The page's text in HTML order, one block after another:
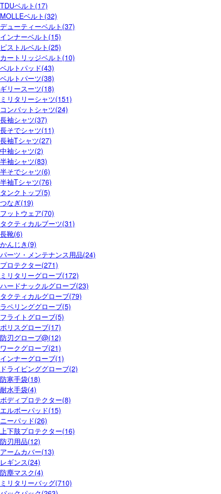
TDUベルト(17)
MOLLEベルト(32)
デューティーベルト(37)
インナーベルト(15)
ピストルベルト(25)
カートリッジベルト(10)
ベルトパッド(43)
ベルトパーツ(38)
ギリースーツ(18)
ミリタリーシャツ(151)
コンバットシャツ(24)
長袖シャツ(37)
長そでシャツ(11)
長袖Tシャツ(27)
中袖シャツ(2)
半袖シャツ(83)
半そでシャツ(6)
半袖Tシャツ(76)
タンクトップ(5)
つなぎ(19)
フットウェア(70)
タクティカルブーツ(31)
長靴(6)
かんじき(9)
パーツ・メンテナンス用品(24)
プロテクター(271)
ミリタリーグローブ(172)
ハードナックルグローブ(23)
タクティカルグローブ(79)
ラペリンググローブ(5)
フライトグローブ(5)
ポリスグローブ(17)
防刃グローブ@(12)
ワークグローブ(21)
インナーグローブ(1)
ドライビンググローブ(2)
防寒手袋(18)
耐水手袋(4)
ボディプロテクター(8)
エルボーパッド(15)
ニーパッド(26)
上下肢プロテクター(16)
防刃用品(12)
アームカバー(13)
レギンス(24)
防塵マスク(4)
ミリタリーバッグ(710)